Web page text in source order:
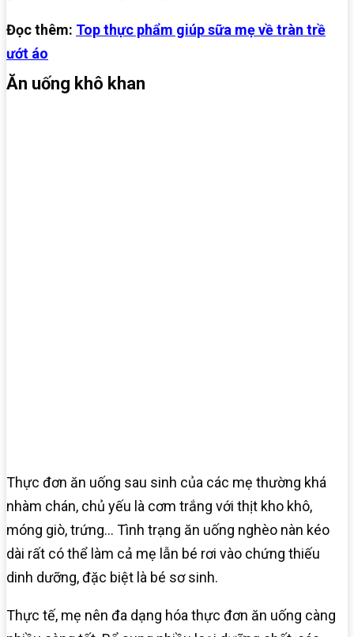
Đọc thêm: Top thực phẩm giúp sữa mẹ về tràn trề
ướt áo
Ăn uống khô khan
Thực đơn ăn uống sau sinh của các mẹ thường khá
nhàm chán, chủ yếu là cơm trắng với thịt kho khô,
móng giò, trứng… Tình trạng ăn uống nghèo nàn kéo
dài rất có thể làm cả mẹ lẫn bé rơi vào chứng thiếu
dinh dưỡng, đặc biệt là bé sơ sinh.
Thực tế, mẹ nên đa dạng hóa thực đơn ăn uống càng